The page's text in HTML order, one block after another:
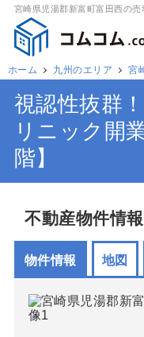
宮崎県児湯郡新富町富田西の
ホーム 九州のエリア 宮
視認性抜群
リニック開
階】
不動産物件情
物件情報 地図